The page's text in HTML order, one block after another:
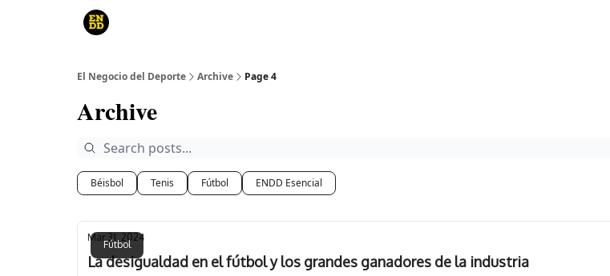
El Negocio del Deporte Archive Page 4
Archive
Béisbol Tenis Fútbol ENDD Esencial
Fútbol
Mar 31, 2024
La desigualdad en el fútbol y los grandes ganadores de la industria